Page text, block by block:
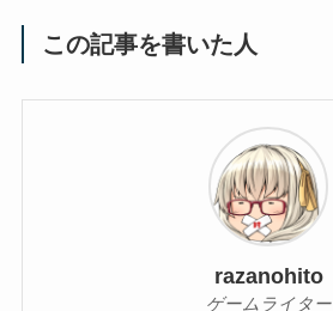
この記事を書いた人
razanohito
ゲームライター